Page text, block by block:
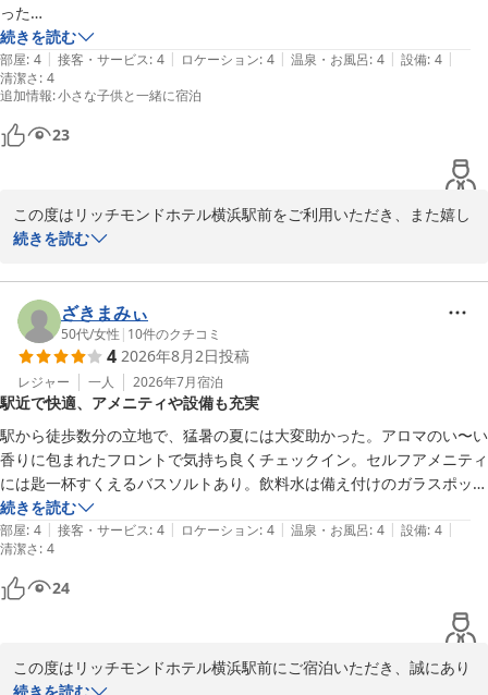
った
徒歩1分に、ドラッグストア、コンビニがありとても便利。飲食店もた
くさん
続きを読む
部屋: 4 | 接客・サービス: 4 | ロケーション: 4 | 温泉・お風呂: 4 | 設備: 4 |
清潔さ: 4
追加情報:小さな子供と一緒に宿泊
23
この度はリッチモンドホテル横浜駅前をご利用いただき、また嬉し
い口コミをお寄せいただき誠にありがとうございます。
館内の清潔感や設備についてご満足いただけた様子が伺え、大変嬉
しく拝読いたしました。
また、セルフチェックイン・チェックアウトがお待ちいただくこと
なくスムーズにご利用いただけたようで、安心いたしました。
ホテル周辺にはドラッグストアやコンビニ、飲食店も多く、開業以
来多くのお客様よりご好評いただいております。
これからも快適にお過ごしいただけるホテルを目指し、サービス向
上に努めてまいります。
またお横浜へお越しの際は、リッチモンドホテル横浜駅前をご利用
いただけますと幸いです。
またお会いできる日を楽しみにしております。
リッチモンドホテル横浜駅前
続きを読む
ざきまみぃ
50代/女性 | 10件のクチコミ
4 2026年8月2日投稿
レジャー 一人 2026年7月宿泊
駅近で快適、アメニティや設備も充実
駅から徒歩数分の立地で、猛暑の夏には大変助かった。アロマのい〜い
香りに包まれたフロントで気持ち良くチェックイン。セルフアメニティ
には匙一杯すくえるバスソルトあり。飲料水は備え付けのガラスポット
でエレベーター前まで取りに行くシステムでした。部屋が一番遠い場所
だったのでちょっぴり不便だったかな。寝間着がセパレートなことや高
層階ながらもシャワーの勢いがあったのは
良かったです。繁華街、コンビニ、カフェ、レストランが周辺にあり困
ることはないですね。
続きを読む
部屋: 4 | 接客・サービス: 4 | ロケーション: 4 | 温泉・お風呂: 4 | 設備: 4 |
清潔さ: 4
24
この度はリッチモンドホテル横浜駅前にご宿泊いただき、誠にあり